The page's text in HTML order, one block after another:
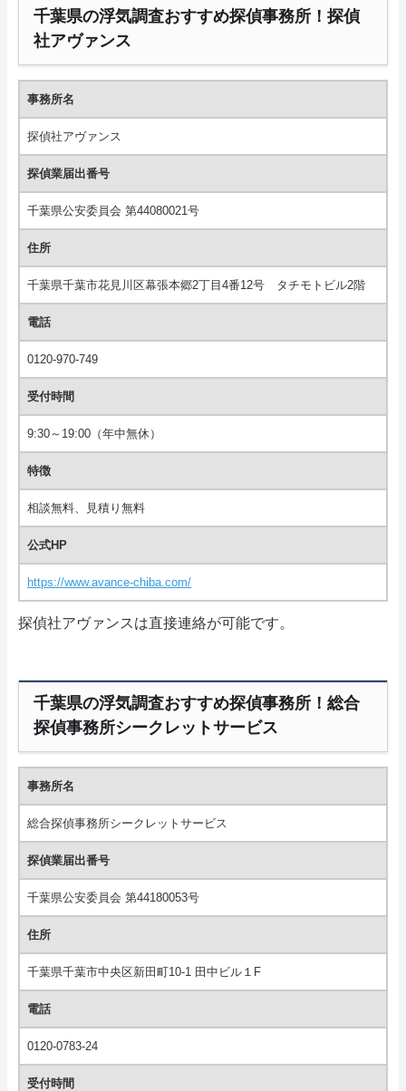
千葉県の浮気調査おすすめ探偵事務所！探偵
社アヴァンス
事務所名
探偵社アヴァンス
探偵業届出番号
千葉県公安委員会 第44080021号
住所
千葉県千葉市花見川区幕張本郷2丁目4番12号 タチモトビル2階
電話
0120-970-749
受付時間
9:30～19:00（年中無休）
特徴
相談無料、見積り無料
公式HP
https://www.avance-chiba.com/
探偵社アヴァンスは直接連絡が可能です。
千葉県の浮気調査おすすめ探偵事務所！総合
探偵事務所シークレットサービス
事務所名
総合探偵事務所シークレットサービス
探偵業届出番号
千葉県公安委員会 第44180053号
住所
千葉県千葉市中央区新田町10-1 田中ビル１F
電話
0120-0783-24
受付時間